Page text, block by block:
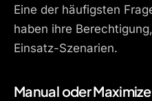
Eine der häufigsten
haben ihre
Einsatz-Szenarien.
Manual oder